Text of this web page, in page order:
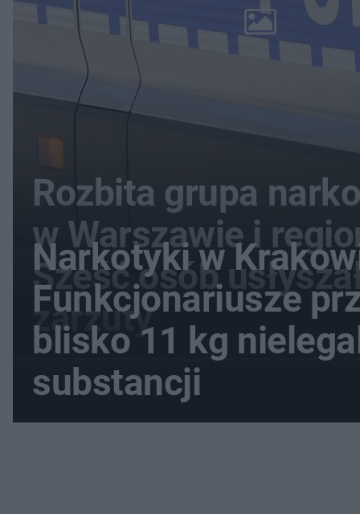
Rozbita grupa
w Warszawie i
Sześć osób
zarzuty
Narkotyki w
Funkcjonariusze
blisko 11 kg
substancji